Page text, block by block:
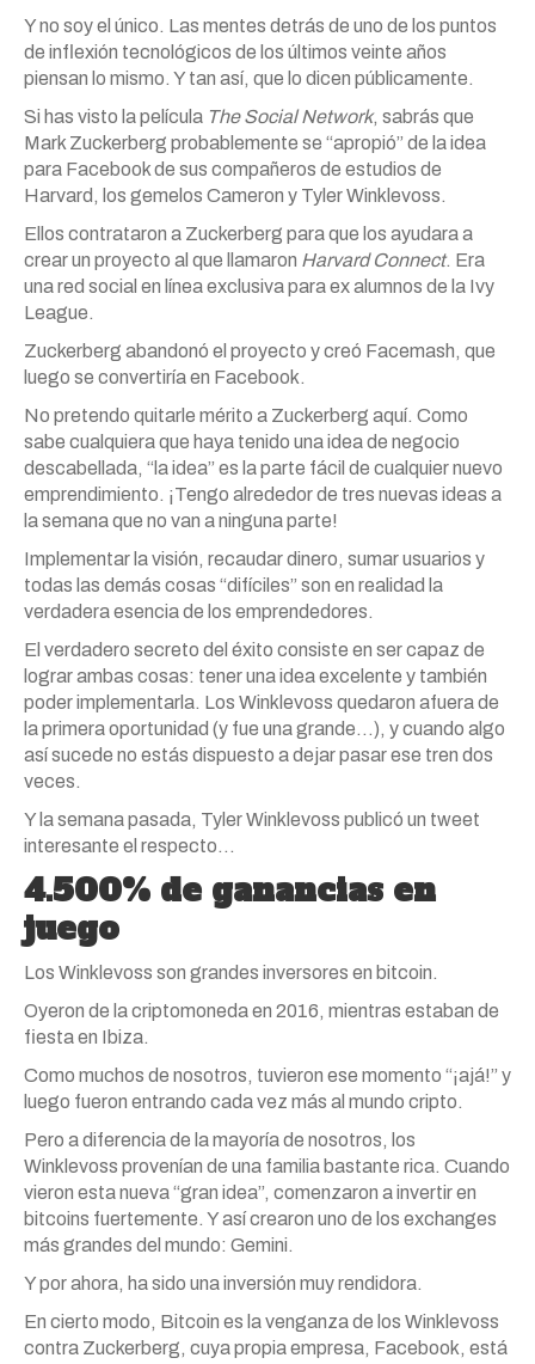
Y no soy el único. Las mentes detrás de uno de los puntos
de inflexión tecnológicos de los últimos veinte años
piensan lo mismo. Y tan así, que lo dicen públicamente.
Si has visto la película The Social Network, sabrás que
Mark Zuckerberg probablemente se “apropió” de la idea
para Facebook de sus compañeros de estudios de
Harvard, los gemelos Cameron y Tyler Winklevoss.
Ellos contrataron a Zuckerberg para que los ayudara a
crear un proyecto al que llamaron Harvard Connect. Era
una red social en línea exclusiva para ex alumnos de la Ivy
League.
Zuckerberg abandonó el proyecto y creó Facemash, que
luego se convertiría en Facebook.
No pretendo quitarle mérito a Zuckerberg aquí. Como
sabe cualquiera que haya tenido una idea de negocio
descabellada, “la idea” es la parte fácil de cualquier nuevo
emprendimiento. ¡Tengo alrededor de tres nuevas ideas a
la semana que no van a ninguna parte!
Implementar la visión, recaudar dinero, sumar usuarios y
todas las demás cosas “difíciles” son en realidad la
verdadera esencia de los emprendedores.
El verdadero secreto del éxito consiste en ser capaz de
lograr ambas cosas: tener una idea excelente y también
poder implementarla. Los Winklevoss quedaron afuera de
la primera oportunidad (y fue una grande…), y cuando algo
así sucede no estás dispuesto a dejar pasar ese tren dos
veces.
Y la semana pasada, Tyler Winklevoss publicó un tweet
interesante el respecto…
4.500% de ganancias en
juego
Los Winklevoss son grandes inversores en bitcoin.
Oyeron de la criptomoneda en 2016, mientras estaban de
fiesta en Ibiza.
Como muchos de nosotros, tuvieron ese momento “¡ajá!” y
luego fueron entrando cada vez más al mundo cripto.
Pero a diferencia de la mayoría de nosotros, los
Winklevoss provenían de una familia bastante rica. Cuando
vieron esta nueva “gran idea”, comenzaron a invertir en
bitcoins fuertemente. Y así crearon uno de los exchanges
más grandes del mundo: Gemini.
Y por ahora, ha sido una inversión muy rendidora.
En cierto modo, Bitcoin es la venganza de los Winklevoss
contra Zuckerberg, cuya propia empresa, Facebook, está